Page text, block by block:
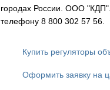
городах России. ООО
телефону 8 800 302 57 56.
Купить регуляторы
Оформить заявку на